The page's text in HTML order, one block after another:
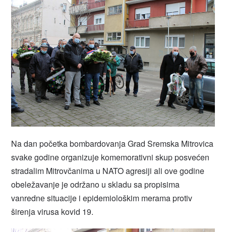
Na dan početka bombardovanja Grad Sremska Mitrovica
svake godine organizuje komemorativni skup posvećen
stradalim Mitrovčanima u NATO agresiji ali ove godine
obeležavanje je održano u skladu sa propisima
vanrednе situacije i epidemiološkim merama protiv
širenja virusa kovid 19.